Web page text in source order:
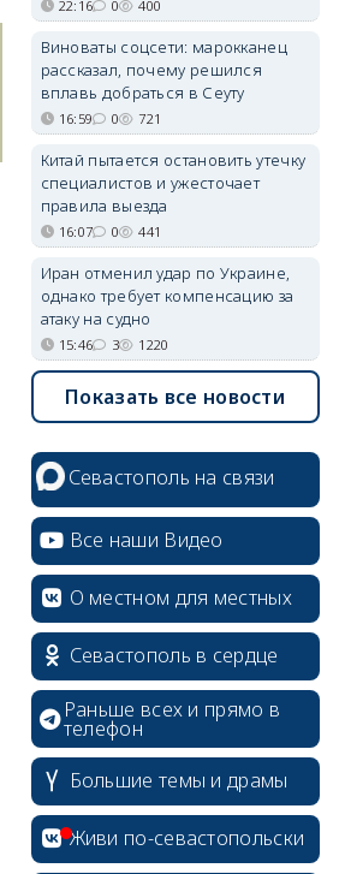
22:16 0 400
Виноваты соцсети: марокканец
рассказал, почему решился
вплавь добраться в Сеуту
16:59 0 721
Китай пытается остановить утечку
специалистов и ужесточает
правила выезда
16:07 0 441
Иран отменил удар по Украине,
однако требует компенсацию за
атаку на судно
15:46 3 1220
Показать все новости
Севастополь на связи
Все наши Видео
О местном для местных
Севастополь в сердце
Раньше всех и прямо в
телефон
Большие темы и драмы
Живи по-севастопольски